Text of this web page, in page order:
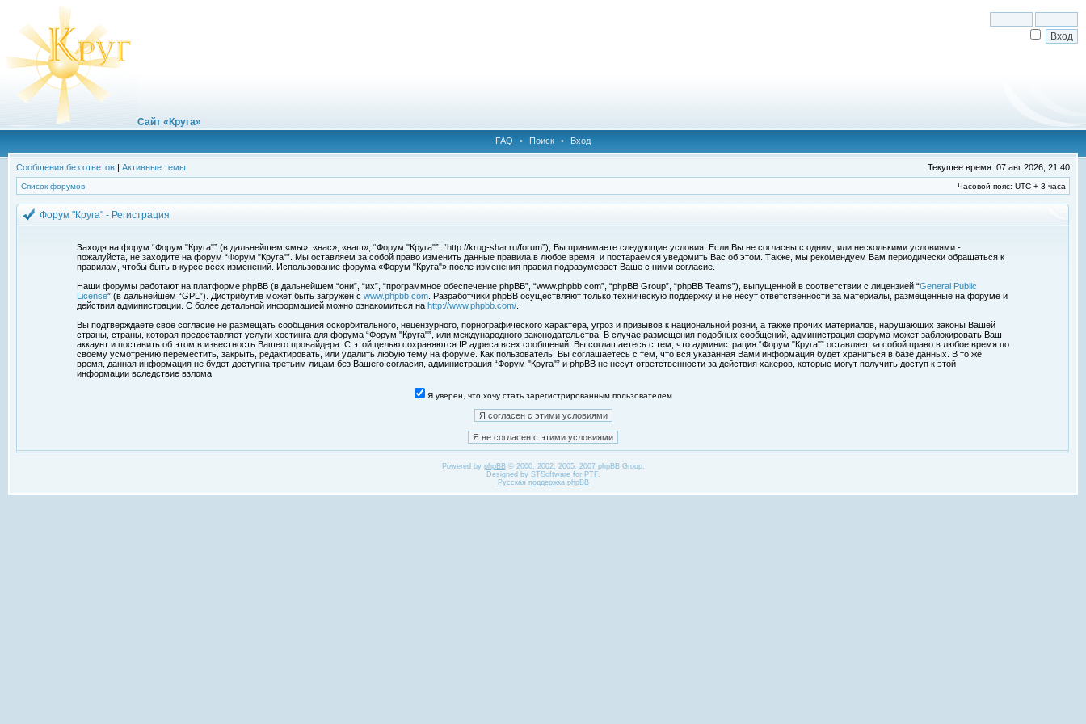
Сайт «Круга»
FAQ • Поиск • Вход
Сообщения без ответов | Активные темы Текущее время: 07 авг 2026, 21:40
Список форумов Часовой пояс: UTC + 3 часа
Форум "Круга" - Регистрация
Заходя на форум “Форум "Круга"” (в дальнейшем «мы», «нас», «наш», “Форум "Круга"”, “http://krug-shar.ru/forum”), Вы принимаете следующие условия. Если Вы не согласны с одним, или несколькими условиями -
пожалуйста, не заходите на форум “Форум "Круга"”. Мы оставляем за собой право изменить данные правила в любое время, и постараемся уведомить Вас об этом. Также, мы рекомендуем Вам периодически обращаться к
правилам, чтобы быть в курсе всех изменений. Использование форума «Форум "Круга"» после изменения правил подразумевает Ваше с ними согласие.
Наши форумы работают на платформе phpBB (в дальнейшем “они”, “их”, “программное обеспечение phpBB”, “www.phpbb.com”, “phpBB Group”, “phpBB Teams”), выпущенной в соответствии с лицензией “General Public
License” (в дальнейшем “GPL”). Дистрибутив может быть загружен с www.phpbb.com . Разработчики phpBB осуществляют только техническую поддержку и не несут ответственности за материалы, размещенные на форуме и
действия администрации. С более детальной информацией можно ознакомиться на http://www.phpbb.com/
Вы подтверждаете своё согласие не размещать сообщения оскорбительного, нецензурного, порнографического характера, угроз и призывов к национальной розни, а также прочих материалов, нарушаюших законы Вашей
страны, страны, которая предоставляет услуги хостинга для форума “Форум "Круга"”, или международного законодательства. В случае размещения подобных сообщений, администрация форума может заблокировать Ваш
аккаунт и поставить об этом в известность Вашего провайдера. С этой целью сохраняются IP адреса всех сообщений. Вы соглашаетесь с тем, что администрация “Форум "Круга"” оставляет за собой право в любое время по
своему усмотрению переместить, закрыть, редактировать, или удалить любую тему на форуме. Как пользователь, Вы соглашаетесь с тем, что вся указанная Вами информация будет храниться в базе данных. В то же
время, данная информация не будет доступна третьим лицам без Вашего согласия, администрация “Форум "Круга"” и phpBB не несут ответственности за действия хакеров, которые могут получить доступ к этой
информации вследствие взлома.
Я уверен, что хочу стать зарегистрированным пользователем
Powered by phpBB© 2000, 2002, 2005, 2007 phpBB Group.
Designed by STSoftwarefor PTF.
Русская поддержка phpBB